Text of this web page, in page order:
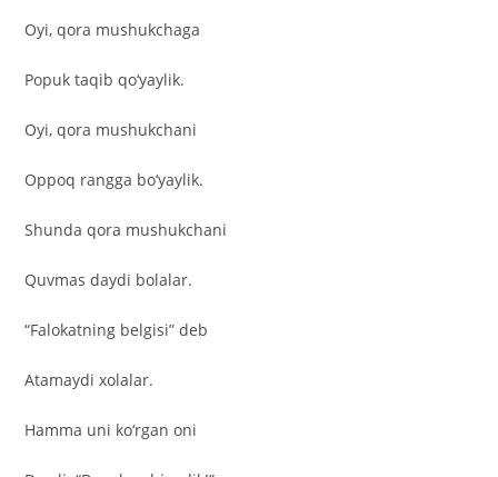
Oyi, qora mushukchaga
Popuk taqib qo‘yaylik.
Oyi, qora mushukchani
Oppoq rangga bo‘yaylik.
Shunda qora mushukchani
Quvmas daydi bolalar.
“Falokatning belgisi” deb
Atamaydi xolalar.
Hamma uni ko‘rgan oni